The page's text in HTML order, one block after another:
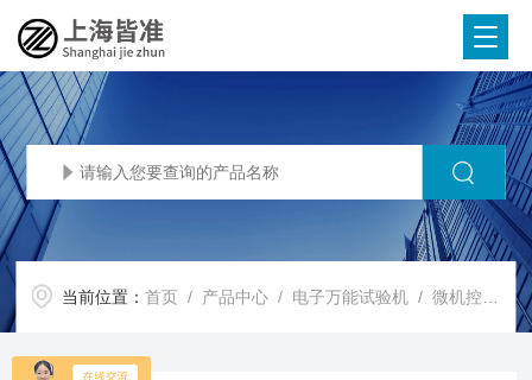
当前位置：首页 / 产品中心 / 电子万能试验机 /微机控制电子万能试验机